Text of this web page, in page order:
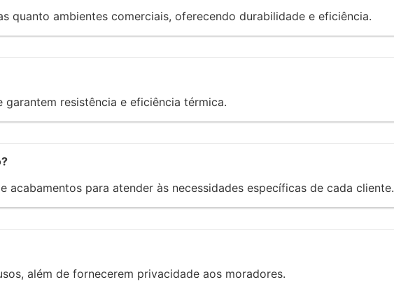
quanto ambientes comerciais, oferecendo durabilidade e eficiência.
resistência e eficiência térmica.
para atender às necessidades específicas de cada cliente.
além de fornecerem privacidade aos moradores.